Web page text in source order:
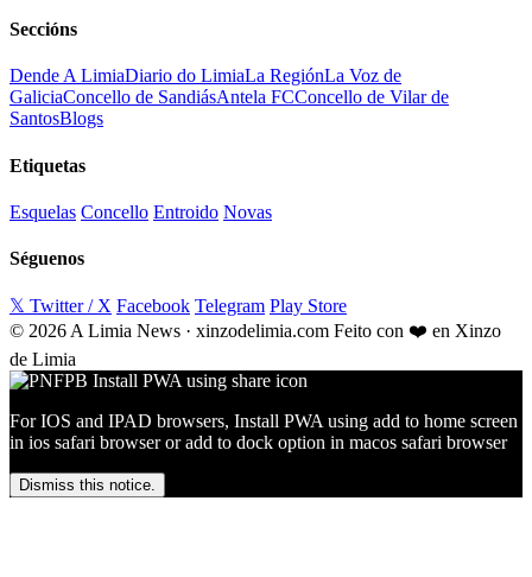
Seccións
Dende A LimiaDiario do LimiaLa RegiónLa Voz de
GaliciaConcello de SandiásAntela FCConcello de Vilar de
SantosBlogs
Etiquetas
Esquelas Concello Entroido Novas
Séguenos
𝕏 Twitter / X Facebook Telegram Play Store
© 2026 A Limia News · xinzodelimia.com Feito con ❤️ en Xinzo
de Limia
For IOS and IPAD browsers, Install PWA using add to home screen
in ios safari browser or add to dock option in macos safari browser
Dismiss this notice.